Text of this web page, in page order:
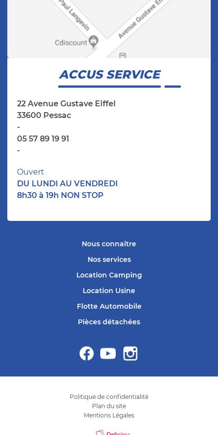
ACCUS SERVICE
22 Avenue Gustave Eiffel
33600 Pessac
-
05 57 89 19 91
-
Ouvert
DU LUNDI AU VENDREDI
8h30 à 19h NON STOP
Nous connaître
Nos services
Location Camping
Location Usine
Flotte Automobile
Pièces détachées
Politique de confidentialité
Plan du site
Mentions Légales